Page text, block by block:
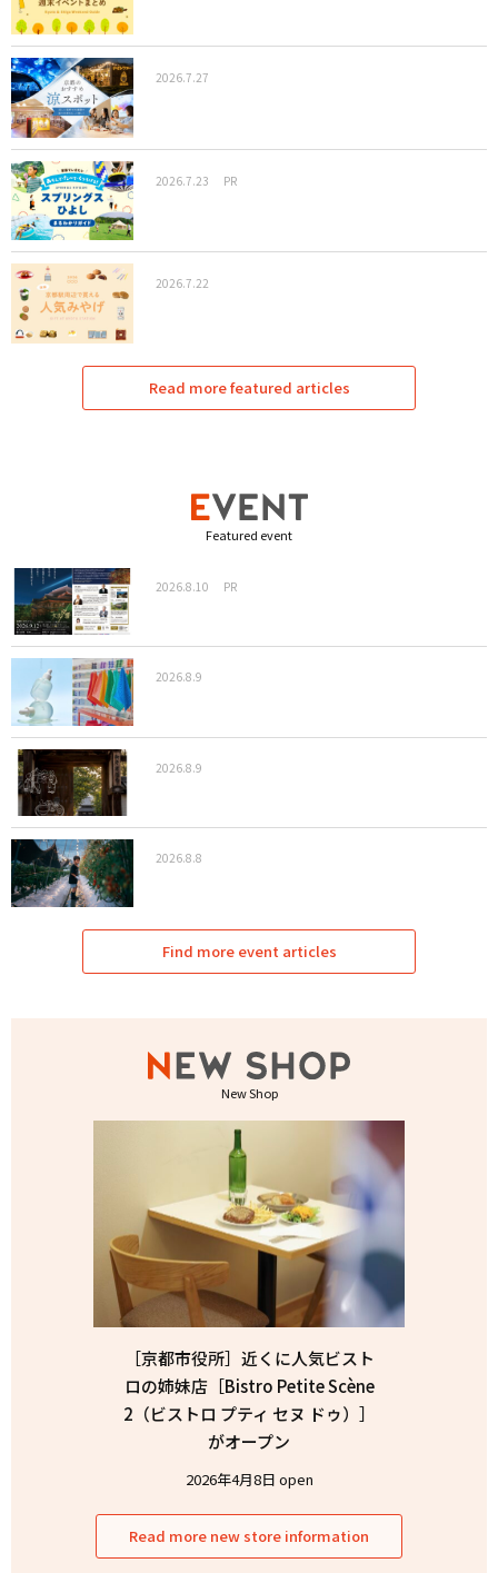
2026.7.27
2026.7.23 PR
2026.7.22
Read more featured articles
Featured event
2026.8.10 PR
2026.8.9
2026.8.9
2026.8.8
Find more event articles
New Shop
［京都市役所］近くに人気ビスト
ロの姉妹店［Bistro Petite Scène
2（ビストロ プティ セヌ ドゥ）］
がオープン
2026年4月8日 open
Read more new store information